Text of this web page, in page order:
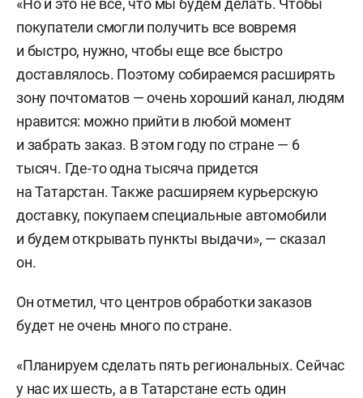
«Но и это не все, что мы будем делать. Чтобы
покупатели смогли получить все вовремя
и быстро, нужно, чтобы еще все быстро
доставлялось. Поэтому собираемся расширять
зону почтоматов — очень хороший канал, людям
нравится: можно прийти в любой момент
и забрать заказ. В этом году по стране — 6
тысяч. Где-то одна тысяча придется
на Татарстан. Также расширяем курьерскую
доставку, покупаем специальные автомобили
и будем открывать пункты выдачи», — сказал
он.
Он отметил, что центров обработки заказов
будет не очень много по стране.
«Планируем сделать пять региональных. Сейчас
у нас их шесть, а в Татарстане есть один